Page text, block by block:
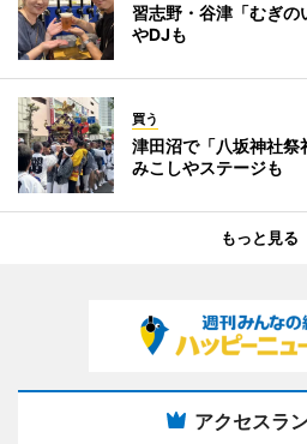
習志野・谷津「むぎ
やDJも
買う
津田沼で「八坂神社
みこしやステージも
もっと見る
アクセスラ